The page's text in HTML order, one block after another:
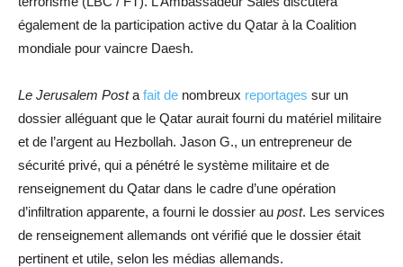
également de la participation active du Qatar à la Coalition
mondiale pour vaincre Daesh.
Le Jerusalem Posta fait de nombreux reportages sur un
dossier alléguant que le Qatar aurait fourni du matériel militaire
et de l’argent au Hezbollah. Jason G., un entrepreneur de
sécurité privé, qui a pénétré le système militaire et de
renseignement du Qatar dans le cadre d’une opération
d’infiltration apparente, a fourni le dossier au post. Les services
de renseignement allemands ont vérifié que le dossier était
pertinent et utile, selon les médias allemands.